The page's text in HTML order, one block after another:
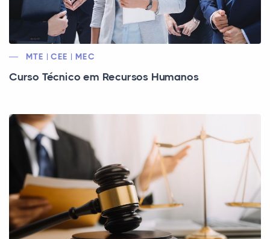
MTE | CEE | MEC
Curso Técnico em Recursos Humanos